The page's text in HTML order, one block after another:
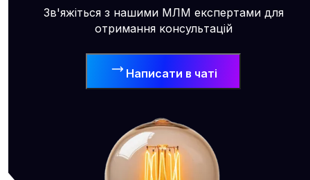
Зв'яжіться з нашими МЛМ експертами для
отримання консультацій
Написати в чаті